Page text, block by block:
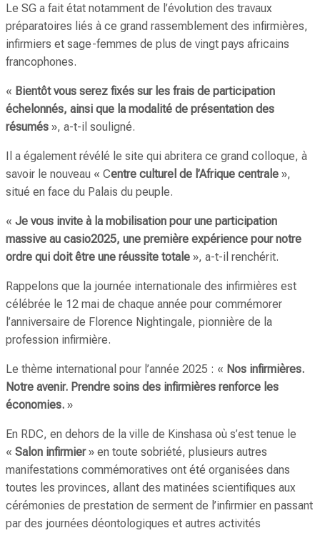
Le SG a fait état notamment de l’évolution des travaux
préparatoires liés à ce grand rassemblement des infirmières,
infirmiers et sage-femmes de plus de vingt pays africains
francophones.
« Bientôt vous serez fixés sur les frais de participation
échelonnés, ainsi que la modalité de présentation des
résumés », a-t-il souligné.
Il a également révélé le site qui abritera ce grand colloque, à
savoir le nouveau « Centre culturel de l’Afrique centrale »,
situé en face du Palais du peuple.
« Je vous invite à la mobilisation pour une participation
massive au casio2025, une première expérience pour notre
ordre qui doit être une réussite totale », a-t-il renchérit.
Rappelons que la journée internationale des infirmières est
célébrée le 12 mai de chaque année pour commémorer
l’anniversaire de Florence Nightingale, pionnière de la
profession infirmière.
Le thème international pour l’année 2025 : « Nos infirmières.
Notre avenir. Prendre soins des infirmières renforce les
économies. »
En RDC, en dehors de la ville de Kinshasa où s’est tenue le
« Salon infirmier» en toute sobriété, plusieurs autres
manifestations commémoratives ont été organisées dans
toutes les provinces, allant des matinées scientifiques aux
cérémonies de prestation de serment de l’infirmier en passant
par des journées déontologiques et autres activités